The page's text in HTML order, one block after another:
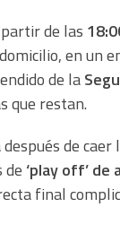
de las
en un
de la
que restan.
de
de ‘play off’ de
final